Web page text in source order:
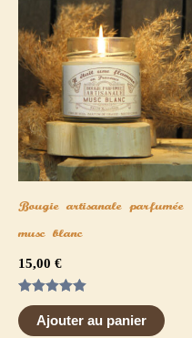
Bougie artisanale parfumée
musc blanc
15,00 €
Note
5.00
sur 5
Ajouter au panier